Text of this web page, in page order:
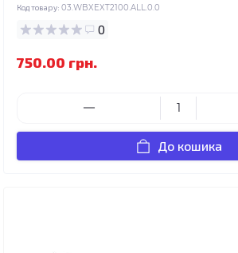
Код товару: 03.WBXEXT2100.ALL.0.0
0
750.00 грн.
До кошика